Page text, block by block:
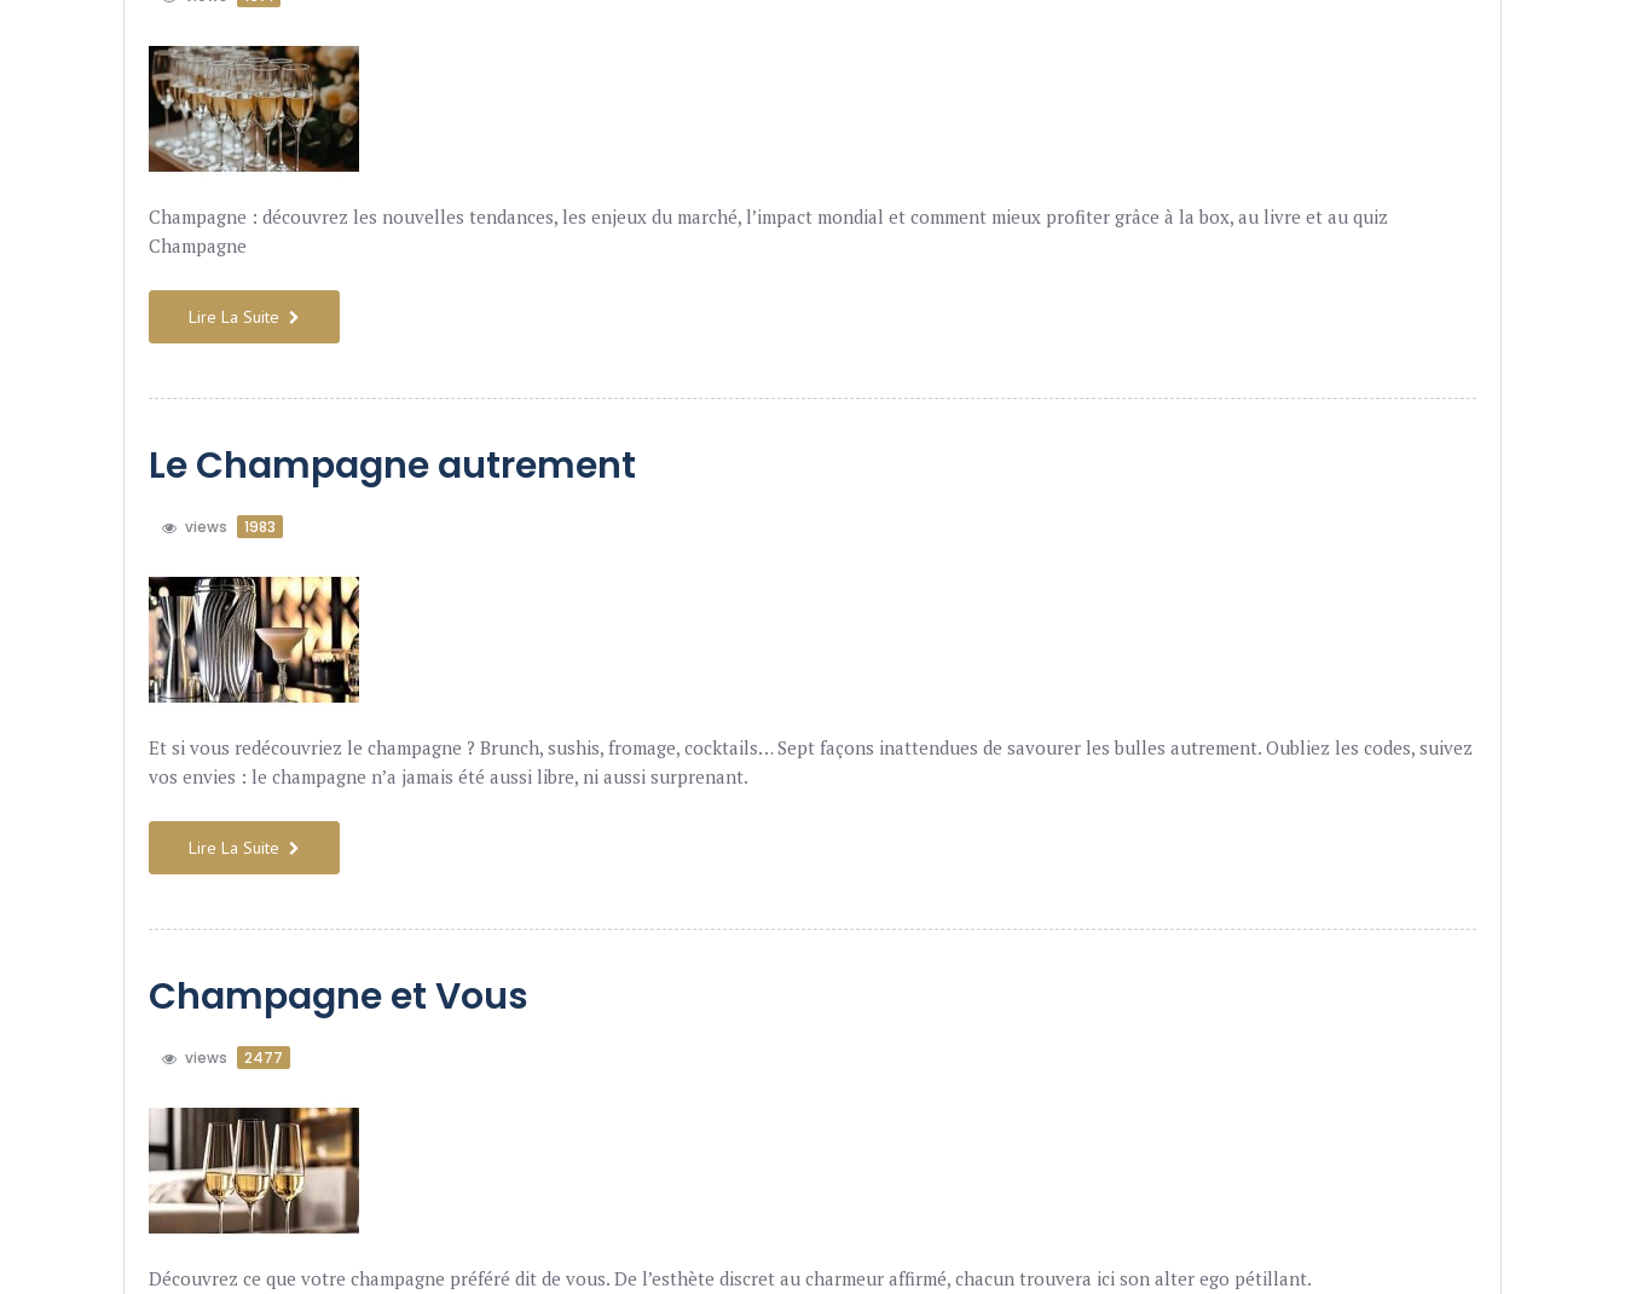
Champagne : découvrez les nouvelles tendances, les enjeux du marché, l’impact mondial et comment mieux profiter grâce à la box, au livre et au quiz
Champagne
Lire La Suite
Le Champagne autrement
views 1983
Et si vous redécouvriez le champagne ? Brunch, sushis, fromage, cocktails… Sept façons inattendues de savourer les bulles autrement. Oubliez les codes, suivez
vos envies : le champagne n’a jamais été aussi libre, ni aussi surprenant.
Lire La Suite
Champagne et Vous
views 2477
Découvrez ce que votre champagne préféré dit de vous. De l’esthète discret au charmeur affirmé, chacun trouvera ici son alter ego pétillant.